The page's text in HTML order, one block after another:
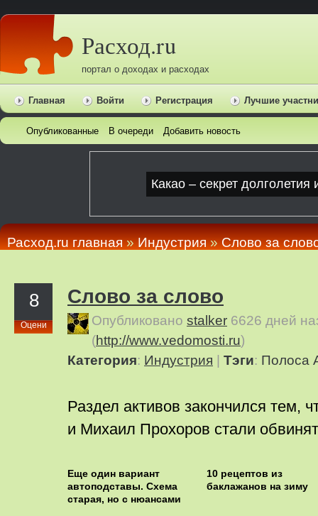
Расход.ru
портал о доходах и расходах
Главная Войти Регистрация Лучшие
Опубликованные В очереди Добавить новость
Расход.ru главная»Индустрия»Слово за
8
Оцени
Слово за слово
Опубликовано stalker 6626 дней
(http://www.vedomosti.ru)
Категория: Индустрия Тэги: Полоса
Раздел активов закончился тем,
и Михаил Прохоров стали
Еще один вариант
автоподставы. Схема
старая, но с нюансами
10 рецептов из
баклажанов на зиму